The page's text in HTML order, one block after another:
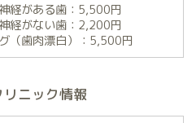
経がある歯：5,500円
経がない歯：2,200円
（歯肉漂白）：5,500円
ニック情報